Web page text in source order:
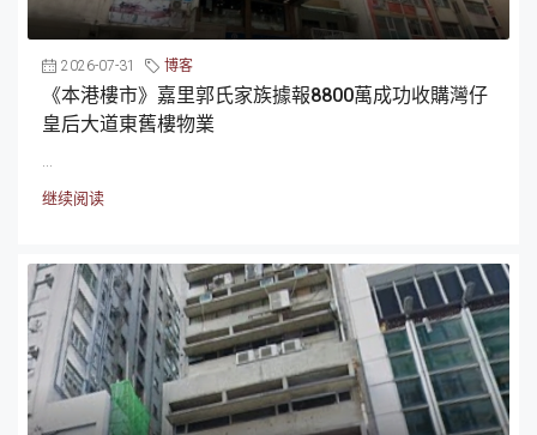
2026-07-31 博客
《本港樓市》嘉里郭氏家族據報8800萬成功收購灣仔
皇后大道東舊樓物業
继续阅读